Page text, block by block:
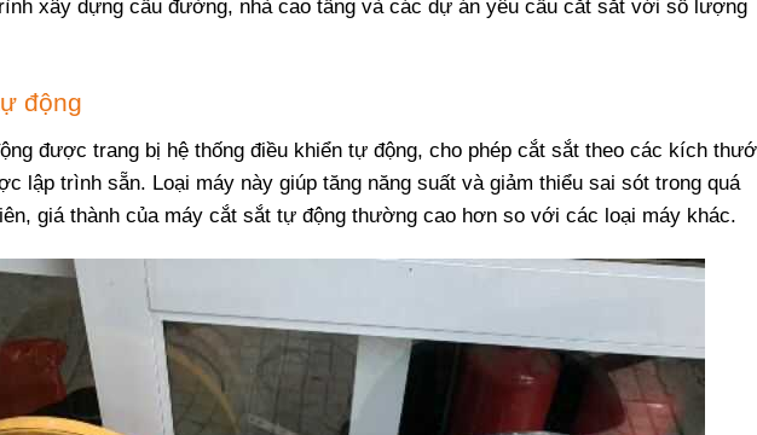
xây dựng cầu đường, nhà cao tầng và các dự án yêu cầu cắt sắt với số lượng
động
được trang bị hệ thống điều khiển tự động, cho phép cắt sắt theo các kích
lập trình sẵn. Loại máy này giúp tăng năng suất và giảm thiểu sai sót trong quá
giá thành của máy cắt sắt tự động thường cao hơn so với các loại máy khác.